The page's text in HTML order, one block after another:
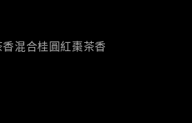
混合桂圓紅棗茶香